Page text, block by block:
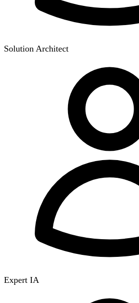
Solution Architect
Expert IA